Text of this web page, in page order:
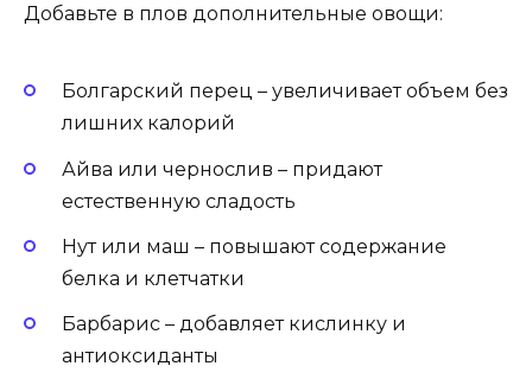
Добавьте в плов дополнительные овощи:
Болгарский перец – увеличивает объем без
лишних калорий
Айва или чернослив – придают
естественную сладость
Нут или маш – повышают содержание
белка и клетчатки
Барбарис – добавляет кислинку и
антиоксиданты